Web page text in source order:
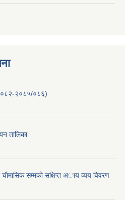
०८२-२०८५/०८६)
तालिका
चाैमासिक सम्मकाे सक्षिप्त अाय व्यय विवरण